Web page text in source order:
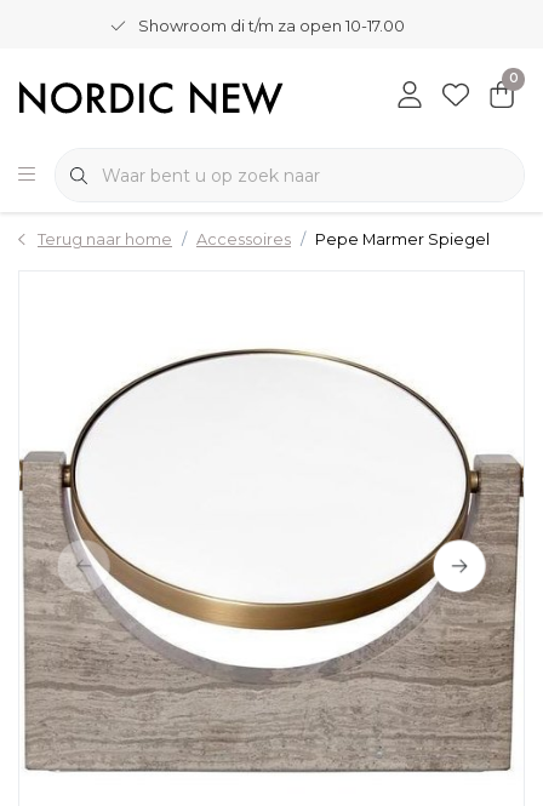
Showroom di t/m za open 10-17.00
0
Terug naar home Accessoires Pepe Marmer Spiegel